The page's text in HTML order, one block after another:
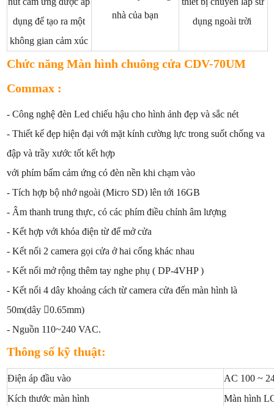
dụng để tạo ra một
không gian cảm xúc
nhà của bạn
dụng ngoài trời
Chức năng Màn hình chuông cửa CDV-70UM
Commax :
- Công nghệ đèn Led chiếu hậu cho hình ảnh đẹp và sắc nét
- Thiết kế đẹp hiện đại với mặt kính cường lực trong suốt chống va
đập và trầy xước tốt kết hợp
với phím bấm cảm ứng có đèn nền khi chạm vào
- Tích hợp bộ nhớ ngoài (Micro SD) lên tới 16GB
- Âm thanh trung thực, có các phím điều chỉnh âm lượng
- Kết hợp với khóa điện từ để mở cửa
- Kết nối 2 camera gọi cửa ở hai cổng khác nhau
- Kết nối mở rộng thêm tay nghe phụ ( DP-4VHP )
- Kết nối 4 dây khoảng cách từ camera cửa đến màn hình là
50m(dây 0.65mm)
- Nguồn 110~240 VAC.
Thông số kỹ thuật:
Điện áp đầu vào
AC 100 ~
Kích thước màn hình
Màn hình